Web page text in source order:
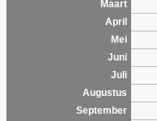
Maart
April
Mei
Juni
Juli
Augustus
September